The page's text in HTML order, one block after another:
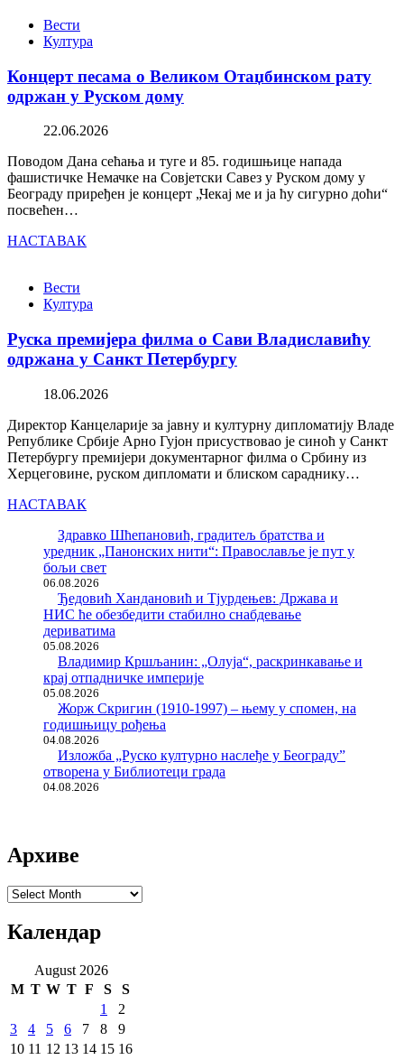
Вести
Култура
Концерт песама о Великом Отаџбинском рату
одржан у Руском дому
22.06.2026
Поводом Дана сећања и туге и 85. годишњице напада
фашистичке Немачке на Совјетски Савез у Руском дому у
Београду приређен је концерт „Чекај ме и ја ћу сигурно доћи“
посвећен…
НАСТАВАК
Вести
Култура
Руска премијера филма о Сави Владиславићу
одржана у Санкт Петербургу
18.06.2026
Директор Канцеларије за јавну и културну дипломатију Владе
Републике Србије Арно Гујон присуствовао је синоћ у Санкт
Петербургу премијери документарног филма о Србину из
Херцеговине, руском дипломати и блиском сараднику…
НАСТАВАК
Здравко Шћепановић, градитељ братства и
уредник „Панонских нити“: Православље је пут у
бољи свет
06.08.2026
Ђедовић Хандановић и Тјурдењев: Држава и
НИС ће обезбедити стабилно снабдевање
дериватима
05.08.2026
Владимир Кршљанин: „Олуја“, раскринкавање и
крај отпадничке империје
05.08.2026
Жорж Скригин (1910-1997) – њему у спомен, на
годишњицу рођења
04.08.2026
Изложба „Руско културно наслеђе у Београду”
отворена у Библиотеци града
04.08.2026
Архиве
Архиве
Календар
August 2026
M T W T F S
S
1
2
3
4 5 6 7 8
9
10 11 12 13 14 15 16